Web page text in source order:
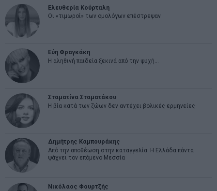
Ελευθερία Κούρταλη
Οι «τιμωροί» των ομολόγων επέστρεψαν
Εύη Φραγκάκη
Η αληθινή παιδεία ξεκινά από την ψυχή…
Σταματίνα Σταματάκου
Η βία κατά των ζώων δεν αντέχει βολικές ερμηνείες
Δημήτρης Καμπουράκης
Από την αποθέωση στην καταγγελία: Η Ελλάδα πάντα
ψάχνει τον επόμενο Μεσσία
Νικόλαος Φουρτζής